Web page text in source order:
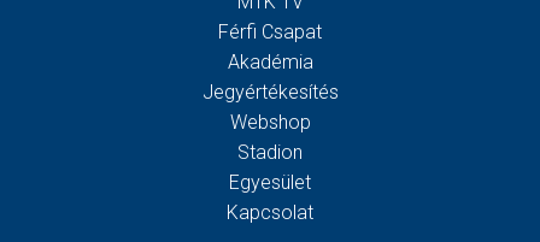
Férfi Csapat
Akadémia
Jegyértékesítés
Webshop
Stadion
Egyesület
Kapcsolat